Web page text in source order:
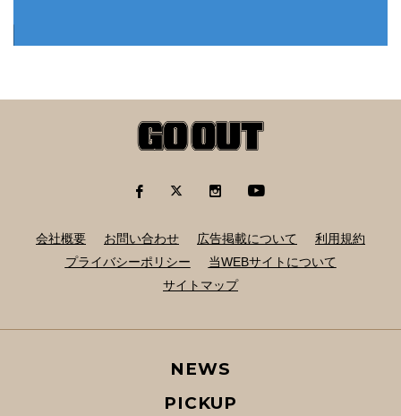
会社概要 お問い合わせ 広告掲載について
利用規約
プライバシーポリシー
当WEBサイトについて
サイトマップ
NEWS
PICKUP